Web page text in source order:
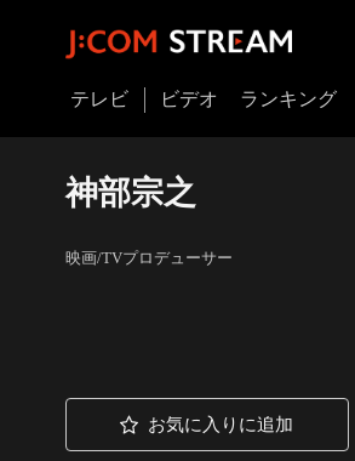
テレビ ビデオ ランキング
神部宗之
映画/TVプロデューサー
お気に入りに追加